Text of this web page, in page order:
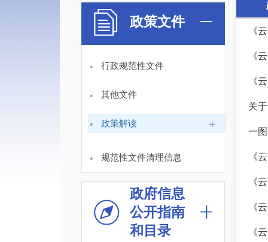
政策文件
· 行政规范性文件
· 其他文件
· 政策解读
· 规范性文件清理信息
政府信息
公开指南
和目录
《
《
《
关
一
《
《
《
《